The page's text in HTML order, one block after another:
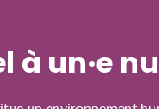
à un·e